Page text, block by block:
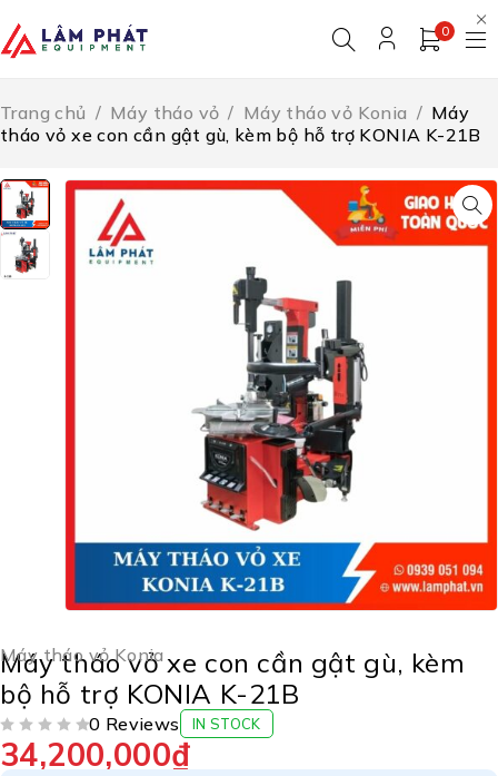
0
Trang chủ / Máy tháo vỏ / Máy tháo vỏ Konia / Máy
tháo vỏ xe con cần gật gù, kèm bộ hỗ trợ KONIA K-21B
Máy tháo vỏ Konia
Máy tháo vỏ xe con cần gật gù, kèm
bộ hỗ trợ KONIA K-21B
0 Reviews IN STOCK
34,200,000₫